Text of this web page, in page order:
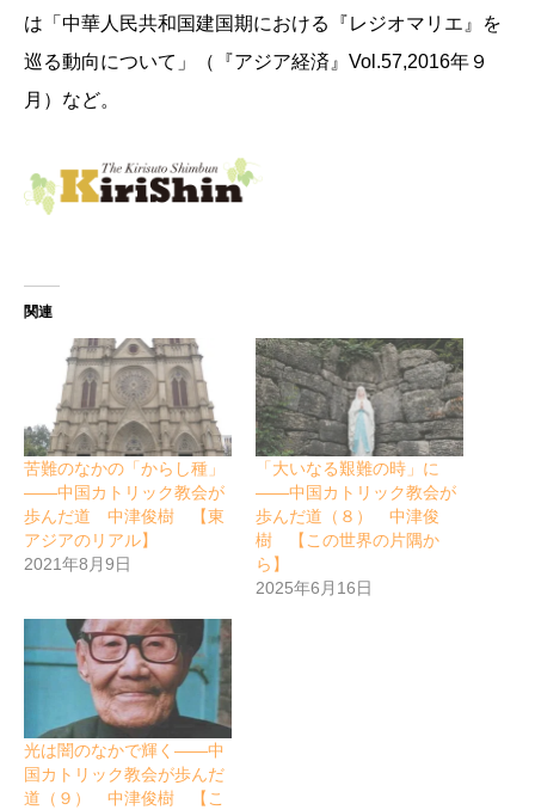
は「中華人民共和国建国期における『レジオマリエ』を
巡る動向について」（『アジア経済』Vol.57,2016年９
月）など。
関連
苦難のなかの「からし種」
――中国カトリック教会が
歩んだ道 中津俊樹 【東
アジアのリアル】
2021年8月9日
「大いなる艱難の時」に
――中国カトリック教会が
歩んだ道（８） 中津俊
樹 【この世界の片隅か
ら】
2025年6月16日
光は闇のなかで輝く――中
国カトリック教会が歩んだ
道（９） 中津俊樹 【こ